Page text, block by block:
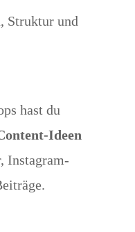
Struktur und
hast du
Ideen
Instagram-